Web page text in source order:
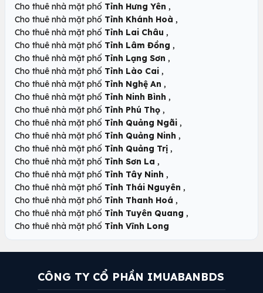
Cho thuê nhà mặt phố Tỉnh Hưng Yên ,
Cho thuê nhà mặt phố Tỉnh Khánh Hoà ,
Cho thuê nhà mặt phố Tỉnh Lai Châu ,
Cho thuê nhà mặt phố Tỉnh Lâm Đồng ,
Cho thuê nhà mặt phố Tỉnh Lạng Sơn ,
Cho thuê nhà mặt phố Tỉnh Lào Cai ,
Cho thuê nhà mặt phố Tỉnh Nghệ An ,
Cho thuê nhà mặt phố Tỉnh Ninh Bình ,
Cho thuê nhà mặt phố Tỉnh Phú Thọ ,
Cho thuê nhà mặt phố Tỉnh Quảng Ngãi ,
Cho thuê nhà mặt phố Tỉnh Quảng Ninh ,
Cho thuê nhà mặt phố Tỉnh Quảng Trị ,
Cho thuê nhà mặt phố Tỉnh Sơn La ,
Cho thuê nhà mặt phố Tỉnh Tây Ninh ,
Cho thuê nhà mặt phố Tỉnh Thái Nguyên ,
Cho thuê nhà mặt phố Tỉnh Thanh Hoá ,
Cho thuê nhà mặt phố Tỉnh Tuyên Quang ,
Cho thuê nhà mặt phố Tỉnh Vĩnh Long
CÔNG TY CỔ PHẦN IMUABANBDS